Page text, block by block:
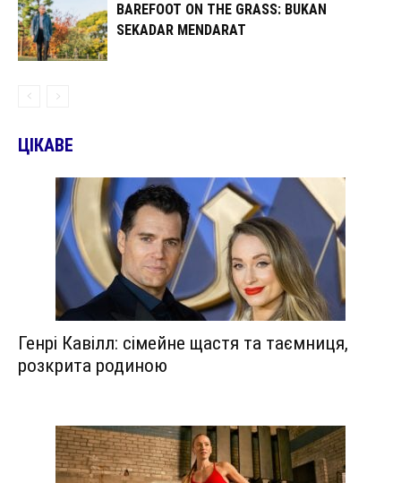
BAREFOOT ON THE GRASS: BUKAN
SEKADAR MENDARAT
ЦІКАВЕ
Генрі Кавілл: сімейне щастя та таємниця,
розкрита родиною